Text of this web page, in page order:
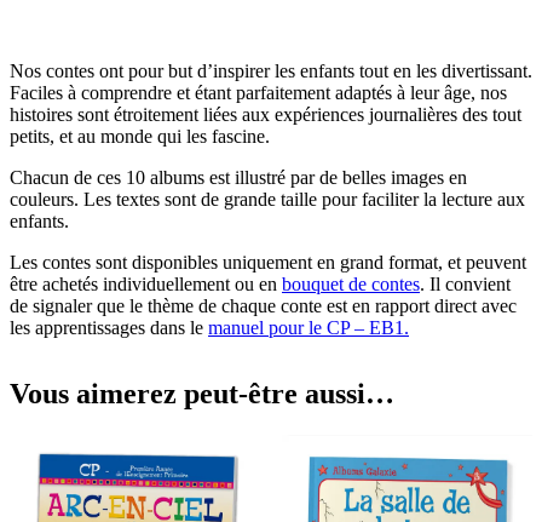
Nos contes ont pour but d’inspirer les enfants tout en les divertissant.
Faciles à comprendre et étant parfaitement adaptés à leur âge, nos
histoires sont étroitement liées aux expériences journalières des tout
petits, et au monde qui les fascine.
Chacun de ces 10 albums est illustré par de belles images en
couleurs. Les textes sont de grande taille pour faciliter la lecture aux
enfants.
Les contes sont disponibles uniquement en grand format, et peuvent
être achetés individuellement ou en bouquet de contes. Il convient
de signaler que le thème de chaque conte est en rapport direct avec
les apprentissages dans le manuel pour le CP – EB1.
Vous aimerez peut-être aussi…